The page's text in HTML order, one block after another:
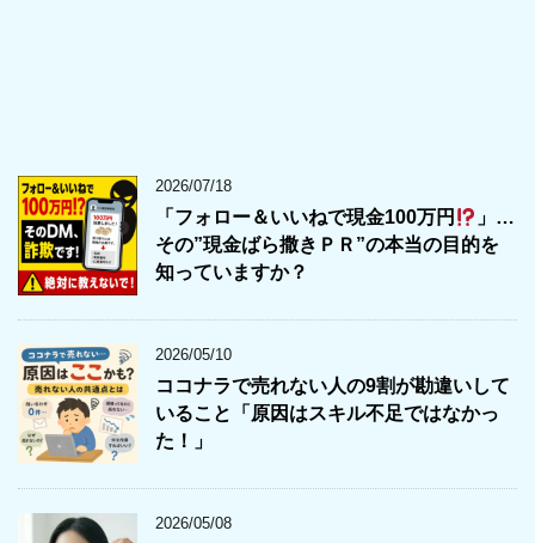
2026/07/18
「フォロー＆いいねで現金100万円
」…
その”現金ばら撒きＰＲ”の本当の目的を
知っていますか？
2026/05/10
ココナラで売れない人の9割が勘違いして
いること「原因はスキル不足ではなかっ
た！」
2026/05/08